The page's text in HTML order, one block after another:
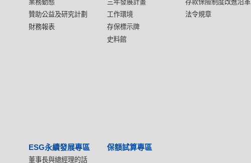
業務動態
贊助公益及研究計劃
財務報表
三年發展計畫
工作環境
存保標示牌
史料館
存款保險制度改進沿革
法令規章
ESG永續發展專區
董事長與總經理的話
保額試算專區